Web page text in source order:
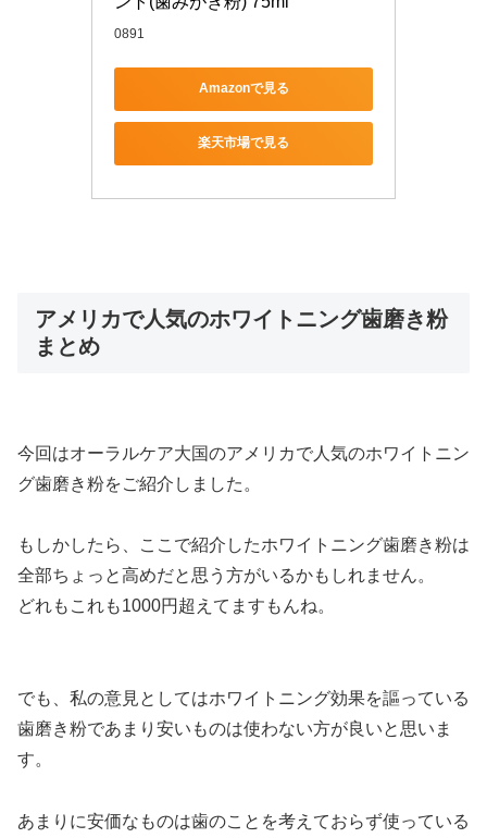
0891
Amazonで見る
楽天市場で見る
アメリカで人気のホワイトニング歯磨き粉
まとめ
今回はオーラルケア大国のアメリカで人気のホワイトニン
グ歯磨き粉をご紹介しました。
もしかしたら、ここで紹介したホワイトニング歯磨き粉は
全部ちょっと高めだと思う方がいるかもしれません。
どれもこれも1000円超えてますもんね。
でも、私の意見としてはホワイトニング効果を謳っている
歯磨き粉であまり安いものは使わない方が良いと思いま
す。
あまりに安価なものは歯のことを考えておらず使っている